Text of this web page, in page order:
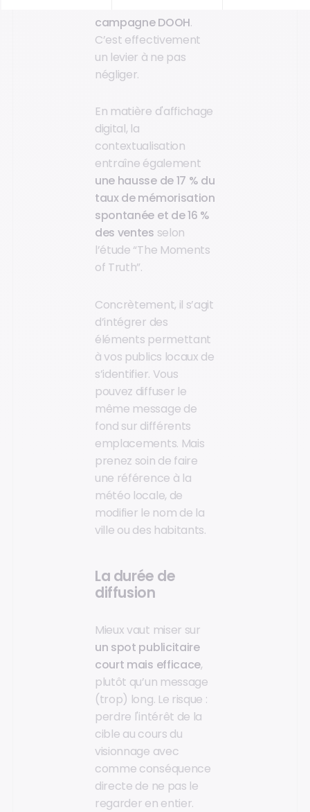
campagne DOOH.
C’est effectivement
un levier à ne pas
négliger.
En matière d'affichage
digital, la
contextualisation
entraîne également
une hausse de 17 % du
taux de mémorisation
spontanée et de 16 %
des ventes selon
l’étude “The Moments
of Truth”.
Concrètement, il s’agit
d’intégrer des
éléments permettant
à vos publics locaux de
s’identifier. Vous
pouvez diffuser le
même message de
fond sur différents
emplacements. Mais
prenez soin de faire
une référence à la
météo locale, de
modifier le nom de la
ville ou des habitants.
La durée de
diffusion
Mieux vaut miser sur
un spot publicitaire
court mais efficace,
plutôt qu’un message
(trop) long. Le risque :
perdre l'intérêt de la
cible au cours du
visionnage avec
comme conséquence
directe de ne pas le
regarder en entier.